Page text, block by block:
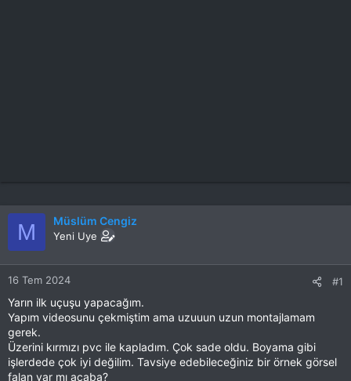
M Müslüm Cengiz
Yeni Uye
16 Tem 2024 #1
Yarın ilk uçuşu yapacağım.
Yapım videosunu çekmiştim ama uzuuun uzun montajlamam
gerek.
Üzerini kırmızı pvc ile kapladım. Çok sade oldu. Boyama gibi
işlerdede çok iyi değilim. Tavsiye edebileceğiniz bir örnek görsel
falan var mı acaba?